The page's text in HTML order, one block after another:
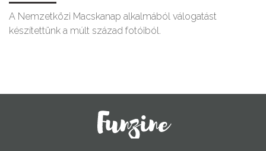
A Nemzetközi Macskanap alkalmából válogatást
készítettünk a múlt század fotóiból.